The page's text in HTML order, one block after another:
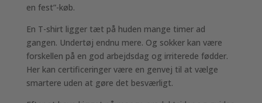
en fest”-køb.
En T-shirt ligger tæt på huden mange timer ad
gangen. Undertøj endnu mere. Og sokker kan være
forskellen på en god arbejdsdag og irriterede fødder.
Her kan certificeringer være en genvej til at vælge
smartere uden at gøre det besværligt.